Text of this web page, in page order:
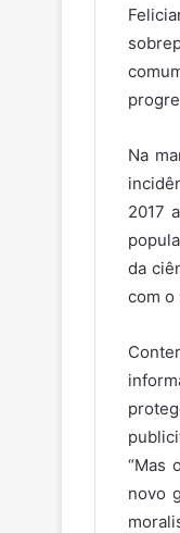
Na
2017
da
com o
“Mas
novo